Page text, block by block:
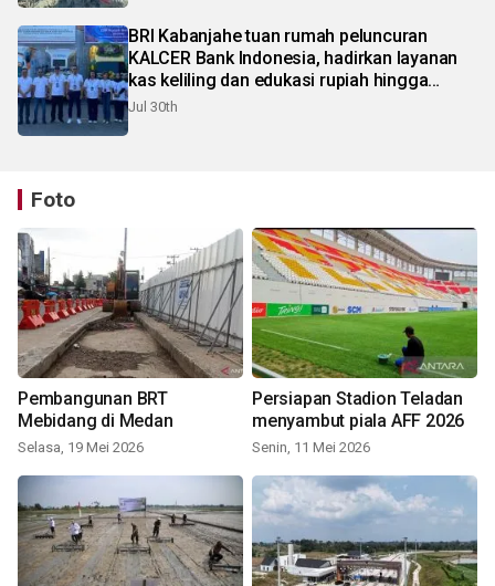
BRI Kabanjahe tuan rumah peluncuran
KALCER Bank Indonesia, hadirkan layanan
kas keliling dan edukasi rupiah hingga
pelosok Karo
Jul 30th
Foto
Pembangunan BRT
Mebidang di Medan
Selasa, 19 Mei 2026
Persiapan Stadion Teladan
menyambut piala AFF 2026
Senin, 11 Mei 2026